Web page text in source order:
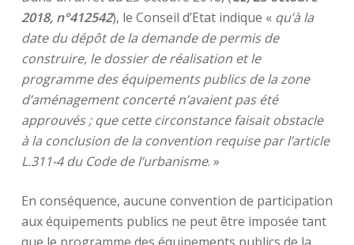
2018, n°412542), le Conseil d’Etat indique « qu’à la
date du dépôt de la demande de permis de
construire, le dossier de réalisation et le
programme des équipements publics de la zone
d’aménagement concerté n’avaient pas été
approuvés ; que cette circonstance faisait obstacle
à la conclusion de la convention requise par l’article
L.311-4 du Code de l’urbanisme. »
En conséquence, aucune convention de participation
aux équipements publics ne peut être imposée tant